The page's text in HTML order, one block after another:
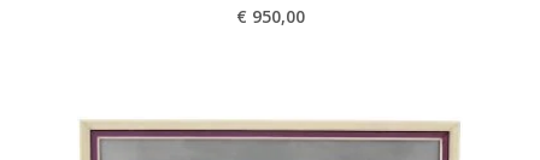
€ 950,00